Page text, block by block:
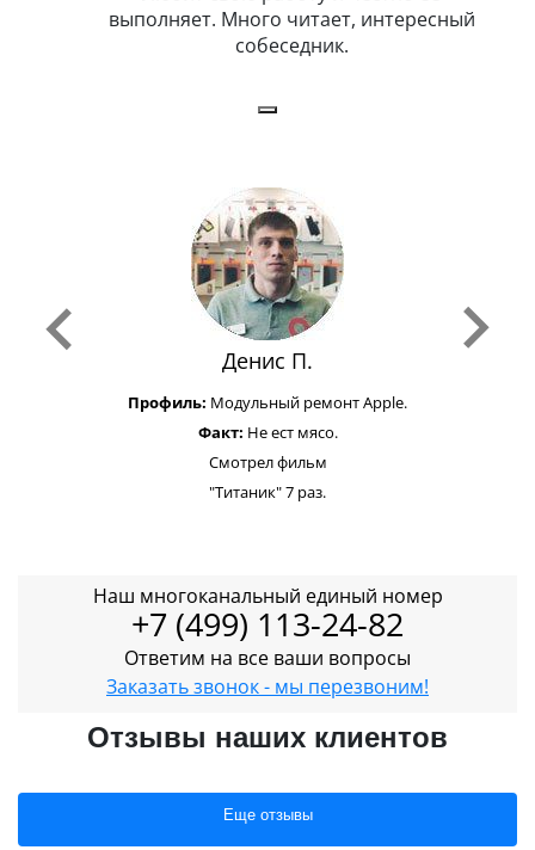
выполняет. Много читает, интересный
собеседник.
Денис П.
Профиль: Модульный ремонт Apple.
Факт: Не ест мясо.
Смотрел фильм
"Титаник" 7 раз.
Наш многоканальный единый номер
+7 (499) 113-24-82
Ответим на все ваши вопросы
Заказать звонок - мы перезвоним!
Отзывы наших клиентов
Еще отзывы